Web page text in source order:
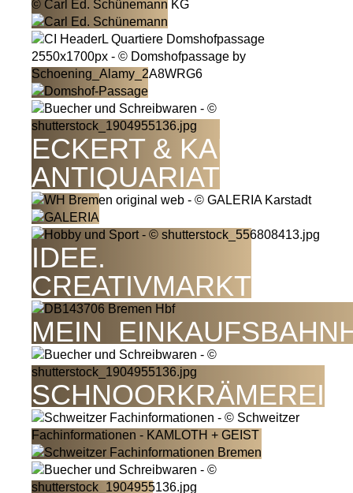
ECKERT & KAUN
ANTIQUARIAT
IDEE.
CREATIVMARKT
SCHNOORKRÄMEREI